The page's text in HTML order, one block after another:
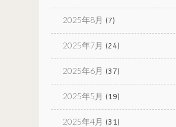
2025年8月 (7)
2025年7月 (24)
2025年6月 (37)
2025年5月 (19)
2025年4月 (31)